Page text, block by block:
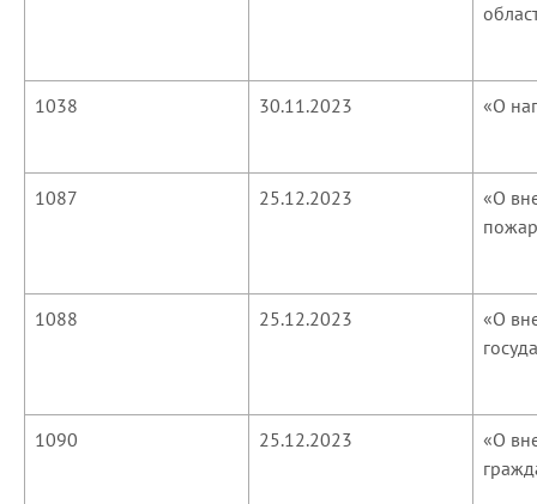
1038 30.11.2023 «О
1087 25.12.2023
«О
1088 25.12.2023
«О
1090 25.12.2023
«О